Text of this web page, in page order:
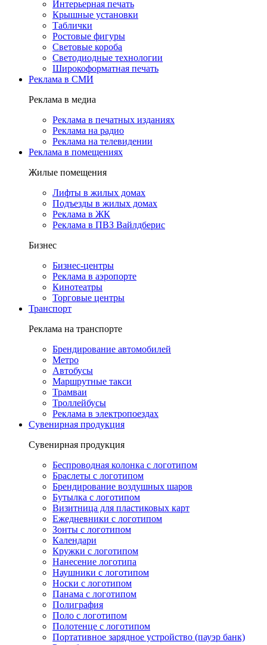
Интерьерная печать
Крышные установки
Таблички
Ростовые фигуры
Световые короба
Светодиодные технологии
Широкоформатная печать
Реклама в СМИ
Реклама в медиа
Реклама в печатных изданиях
Реклама на радио
Реклама на телевидении
Реклама в помещениях
Жилые помещения
Лифты в жилых домах
Подъезды в жилых домах
Реклама в ЖК
Реклама в ПВЗ Вайлдберис
Бизнес
Бизнес-центры
Реклама в аэропорте
Кинотеатры
Торговые центры
Транспорт
Реклама на транспорте
Брендирование автомобилей
Метро
Автобусы
Маршрутные такси
Трамваи
Троллейбусы
Реклама в электропоездах
Сувенирная продукция
Сувенирная продукция
Беспроводная колонка с логотипом
Браслеты с логотипом
Брендирование воздушных шаров
Бутылка с логотипом
Визитница для пластиковых карт
Ежедневники с логотипом
Зонты с логотипом
Календари
Кружки с логотипом
Нанесение логотипа
Наушники с логотипом
Носки с логотипом
Панама с логотипом
Полиграфия
Поло с логотипом
Полотенце с логотипом
Портативное зарядное устройство (пауэр банк)